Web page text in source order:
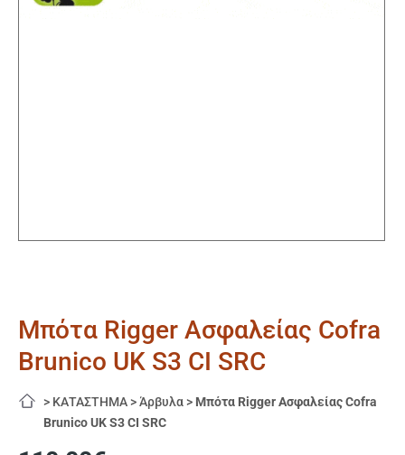
Μπότα Rigger Ασφαλείας Cofra
Brunico UK S3 CI SRC
> ΚΑΤΑΣΤΗΜΑ >Άρβυλα > Μπότα Rigger Ασφαλείας Cofra
Brunico UK S3 CI SRC